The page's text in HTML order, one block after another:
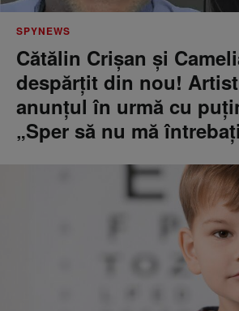
SPYNEWS
Cătălin Crișan și
despărțit din nou!
anunțul în urmă cu
„Sper să nu mă